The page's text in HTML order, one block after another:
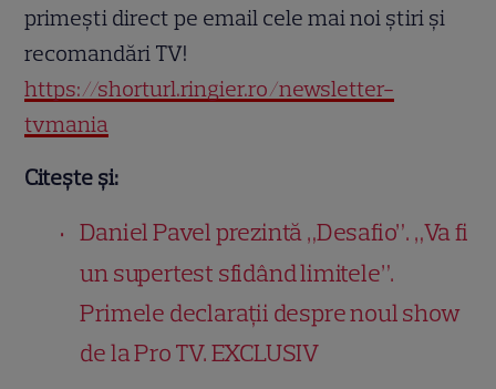
primești direct pe email cele mai noi știri și
recomandări TV!
https://shorturl.ringier.ro/newsletter-
tvmania
Citește și:
Daniel Pavel prezintă „Desafio”. „Va fi
un supertest sfidând limitele”.
Primele declarații despre noul show
de la Pro TV. EXCLUSIV